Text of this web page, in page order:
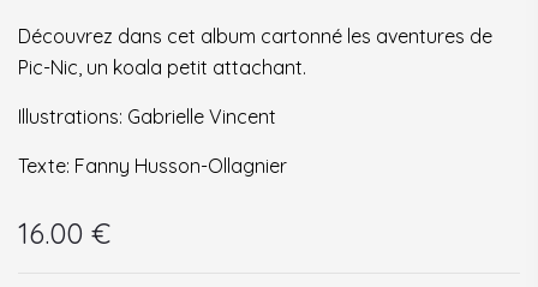
Découvrez dans cet album cartonné les aventures de
Pic-Nic, un koala petit attachant.
Illustrations: Gabrielle Vincent
Texte: Fanny Husson-Ollagnier
16.00 €